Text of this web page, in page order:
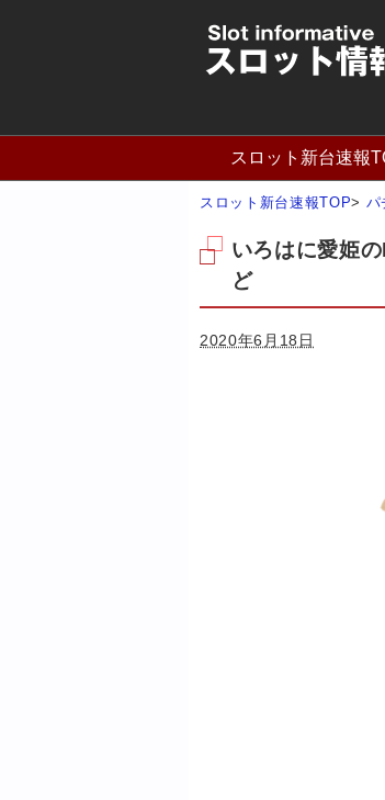
スロット新台速報
スロット新台速報TOP> パ
いろはに愛姫
ど
2020年6月18日